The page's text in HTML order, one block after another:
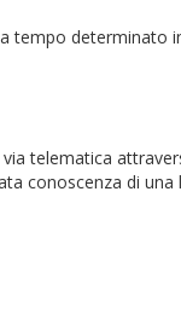
tempo determinato
via telematica
conoscenza di una